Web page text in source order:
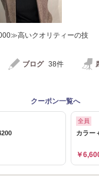
高いクオリティーの技
ブログ 38件
クーポン一覧へ
全員
カラー
￥